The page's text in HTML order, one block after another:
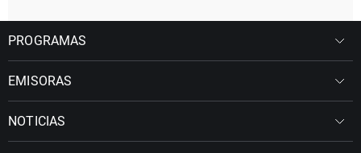
PROGRAMAS
EMISORAS
NOTICIAS